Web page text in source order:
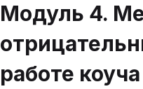
Модуль 4.
работе коуча